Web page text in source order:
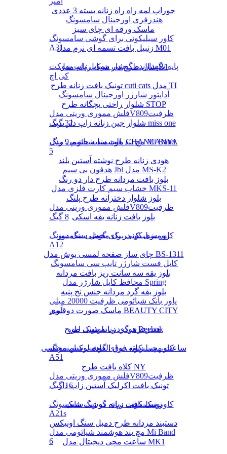
هندزفری اورجینال سامسونگ
کاور سیلیکونی برای گوشی سامسونگ
A31
پایه نگهدارنده گوشی موبایل پاپ سوکت
کی اچ
آداپتور شارژر اورجینال سامسونگ
فلش مموری وریتی مدلV809ظرفیت
32 گیگ
مچ بند هوشمند شیائومی مدل Mi Band
5
هدفون بی سیم Jbl مدل MS-K2
خشاب سیم کارت فلزی مدل MKS-11
فلش مموری وریتی مدلV809ظرفیت
8 گیگ
کاور سیلیکونی برای گوشی سامسونگ
A12
کابل فست شارژر تایپ سی سامسونگ
محافظ کابل شارژر مدل Spring
پاور بانک شیائومی ظرفیت 20000 میلی
آمپر
هندزفری گردنی بلوتوثی لنوو
کاور سیلیکونی برای گوشی سامسونگ
A51
فلش مموری وریتی مدلV809ظرفیت
16 گیگ
کاور سیلیکونی برای گوشی سامسونگ
A21s
مچ بند هوشمند شیائومی مدل Mi Band
6
جوراب لمه راه راه زنانه بسته 3 عددی
ماسک ورقه ای چای سبز
زنبیل بافت تسمه ای نرم مدل M01
شال طرح دار شیک زنانه مدل B1
تونیک بافت زنانه طرح cuti cats مدل TI
شلوار راحتی بچگانه طرح STOP
شلوار جین زنانه زاپ دار برند miss one
پالت سایه چشم 9 رنگ CHANLANYA
هودی زنانه طرح نوشته آستین بلند
بلوز بافت مردانه طرح دار دو رنگ
بلوز شلوار دخترانه طرح پلنگ
بلوز بافت زنانه یقه اسکی
رومیزی یک در یک مخمل سنگ دوز
چای ساز صفحه لمسی بوش مدل BS-1311
بلوز یقه سه سانت ریز بافت مردانه
بلوز یقه گرد مردانه جنس نخ پنبه
ماسک صورت دوقلوی BEAUTY CITY
هودی زنانه شیک طرح Reebok
ساعت مچی زنانه فوق العاده لوکس مجلسی
کلاه بافت طرح NY
تونیک بافت اکرلیک آستین زاپ دار
تونیک بافت زنانه دو رنگ شیک
دستبند مردانه طرح دمبل سنگ اونیکس
ساعت مچی دیجیتال مدل MK1